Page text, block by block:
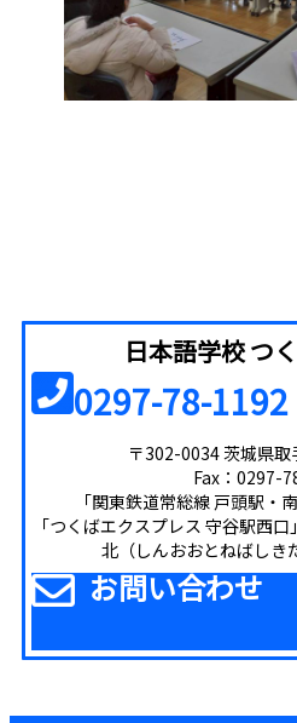
日本語学校 つ
0297-78-1192
〒302-0034 茨城県
Fax：0297-
「関東鉄道常総線 戸頭駅・
「つくばエクスプレス 守谷駅西
北（しんおおとねばしき
お問い合わせ